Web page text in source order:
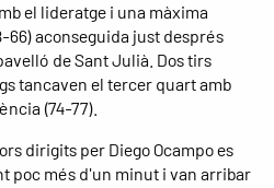
el lideratge i una màxima
aconseguida just després
de Sant Julià. Dos tirs
tancaven el tercer quart amb
(74-77).
dirigits per Diego Ocampo es
poc més d'un minut i van arribar